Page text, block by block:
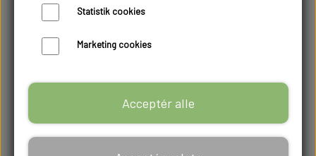
Statistik cookies
Marketing cookies
Acceptér alle